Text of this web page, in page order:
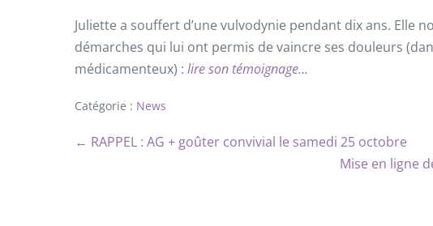
Juliette a souffert d’une vulvodynie pendant dix ans. Elle
démarches qui lui ont permis de vaincre ses douleurs
médicamenteux) : lire son témoignage…
Catégorie : News
← RAPPEL : AG + goûter convivial le samedi 25 octobre
Mise en ligne